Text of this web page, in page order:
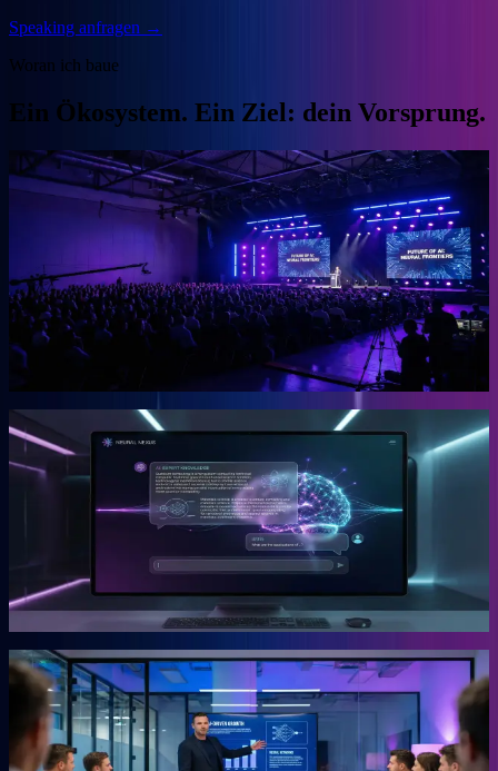
Speaking anfragen →
Woran ich baue
Ein Ökosystem. Ein Ziel: dein Vorsprung.
Veranstalter
OGcon
Europas führender KI-Kongress für Unternehmer.
Die OGcon bringt die besten Köpfe zu KI und Marketing auf eine
Bühne. 15.000 Anmeldungen 2024, Gary Vaynerchuk als Gast in
den Jahren 2023 und 2024. Live kostenlos, Aufzeichnungen als
VIP-Ticket.
Gründer
Snipbird
Die KI-Plattform für Unternehmer.
Snipbird ist das Tool, das Benno für Unternehmer gebaut hat. Kein
Hype. Kein Basteln. Bewährte Marketing-Systeme mit KI-
Unterstützung, direkt einsetzbar.
Gründer
KI-Marketing-Studio
Marketing für den Mittelstand, ohne Agentur.